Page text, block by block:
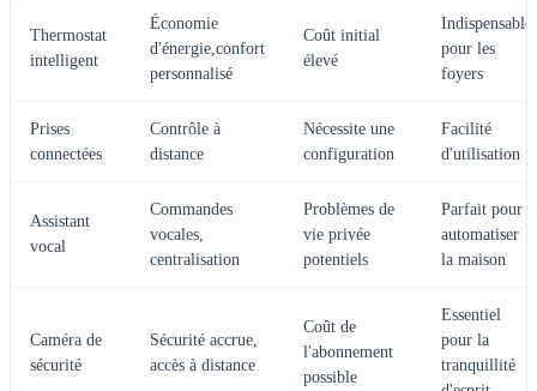
Thermostat
intelligent
Économie
d'énergie,confort
personnalisé
Coût initial
élevé
Indispensable
pour les
foyers
Prises
connectées
Contrôle à
distance
Nécessite une
configuration
Facilité
d'utilisation
Assistant
vocal
Commandes
vocales,
centralisation
Problèmes de
vie privée
potentiels
Parfait pour
automatiser
la maison
Caméra de
sécurité
Sécurité accrue,
accès à distance
Coût de
l'abonnement
possible
Essentiel
pour la
tranquillité